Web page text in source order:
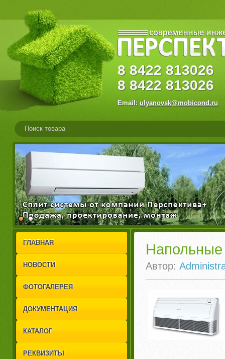
8 8422
8 8422 813026
Email: ulyanovsk@mobicond.ru
1
2
ГЛАВНАЯ
НОВОСТИ
ФОТОГАЛЕРЕЯ
ДОКУМЕНТАЦИЯ
КАТАЛОГ
РЕКВИЗИТЫ
Напольные
Автор: